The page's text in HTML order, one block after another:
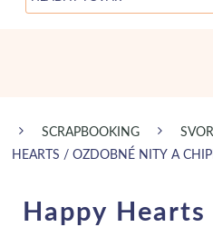
SCRAPBOOKING
HEARTS / OZDOBNÉ NITY A
Happy